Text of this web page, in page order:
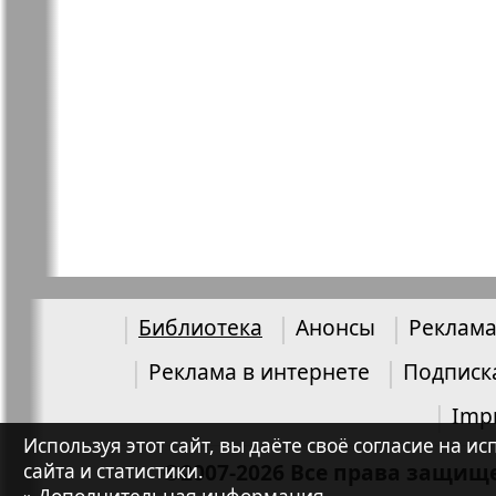
TVrus
The
Курьер
Forum Plus Хоттабыч
Библиотека Анонсы
Реклама в интернете
©2007-2026 Все права
Используя этот сайт, вы даёте своё согласие
сайта и статистики.